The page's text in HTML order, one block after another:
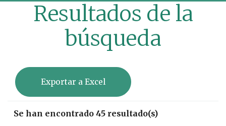
Resultados de la
búsqueda
Exportar a Excel
Se han encontrado 45 resultado(s)